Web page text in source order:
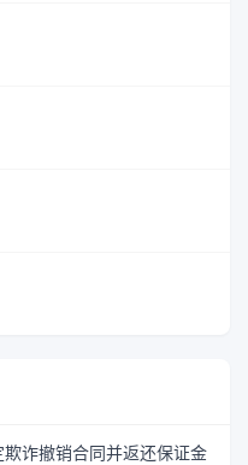
诈撤销合同并返还保证金